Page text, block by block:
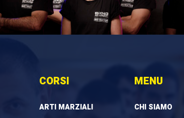
CORSI
ARTI MARZIALI
MENU
CHI SIAMO